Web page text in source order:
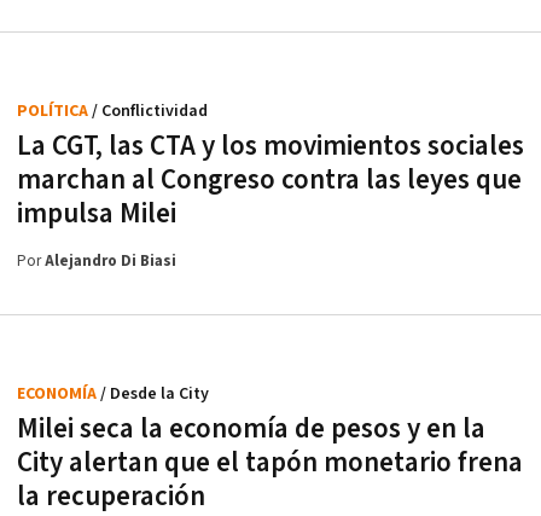
La CGT, las CTA y los movimientos sociales
marchan al Congreso contra las leyes que
impulsa Milei
POLÍTICA/ Conflictividad
PorAlejandro Di Biasi
Milei seca la economía de pesos y en la
City alertan que el tapón monetario frena
la recuperación
ECONOMÍA/ Desde la City